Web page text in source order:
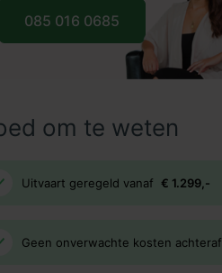
085 016 0685
om te weten
Uitvaart geregeld vanaf € 1.299,-
Geen onverwachte kosten achteraf